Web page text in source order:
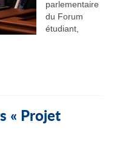
parlementaire
du Forum
étudiant,
« Projet